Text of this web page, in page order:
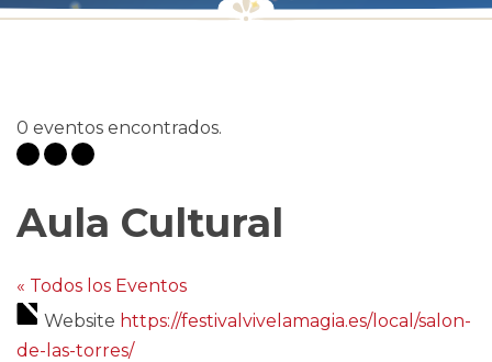
0 eventos encontrados.
Aula Cultural
« Todos los Eventos
Website https://festivalvivelamagia.es/local/salon-
de-las-torres/